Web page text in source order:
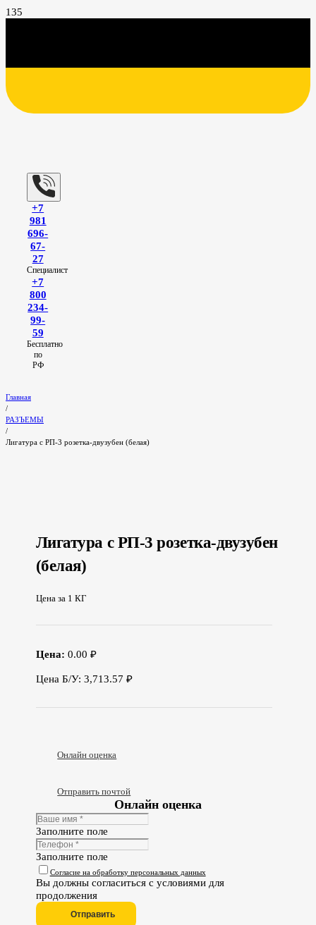
+7
981
696-
67-
27
Специалист
+7
800
234-
99-
59
Бесплатно
по
РФ
Главная
/
РАЗЪЕМЫ
/
Лигатура с РП-3 розетка-двузубен (белая)
Лигатура с РП-3 розетка-двузубен
(белая)
Цена за 1 КГ
Цена: 0.00 ₽
Цена Б/У: 3,713.57 ₽
Онлайн оценка
Отправить почтой
Онлайн оценка
Заполните поле
Заполните поле
Согласие на обработку персональных данных
Вы должны согласиться с условиями для
продолжения
Отправить